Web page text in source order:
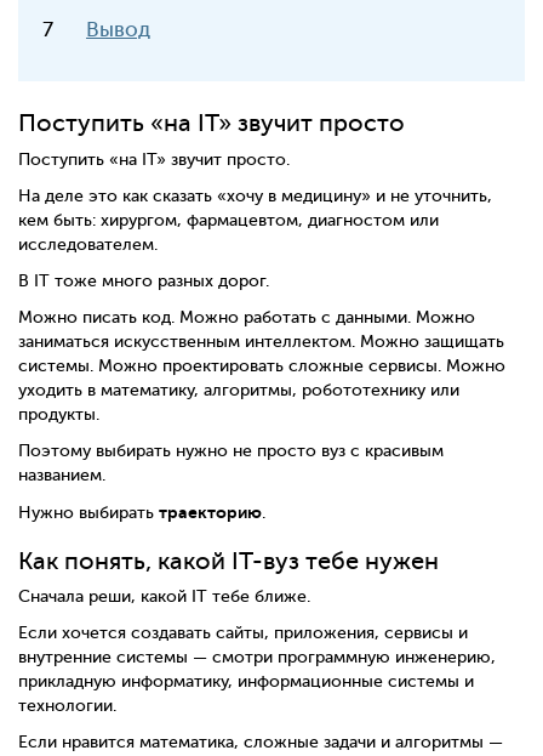
Вывод
Поступить «на IT» звучит просто
Поступить «на IT» звучит просто.
На деле это как сказать «хочу в медицину» и не уточнить,
кем быть: хирургом, фармацевтом, диагностом или
исследователем.
В IT тоже много разных дорог.
Можно писать код. Можно работать с данными. Можно
заниматься искусственным интеллектом. Можно защищать
системы. Можно проектировать сложные сервисы. Можно
уходить в математику, алгоритмы, робототехнику или
продукты.
Поэтому выбирать нужно не просто вуз с красивым
названием.
Нужно выбирать траекторию
Как понять, какой IT-вуз тебе нужен
Сначала реши, какой IT тебе ближе.
Если хочется создавать сайты, приложения, сервисы и
внутренние системы — смотри программную инженерию,
прикладную информатику, информационные системы и
технологии.
Если нравится математика, сложные задачи и алгоритмы —